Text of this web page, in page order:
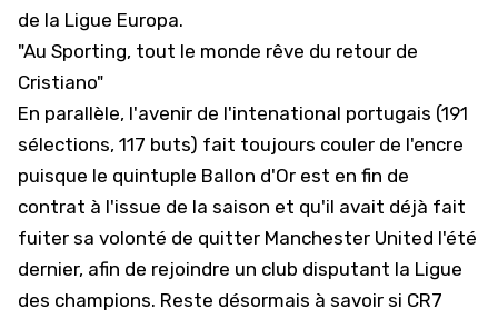
de la Ligue Europa.
"Au Sporting, tout le monde rêve du retour de
Cristiano"
En parallèle, l'avenir de l'intenational portugais (191
sélections, 117 buts) fait toujours couler de l'encre
puisque le quintuple Ballon d'Or est en fin de
contrat à l'issue de la saison et qu'il avait déjà fait
fuiter sa volonté de quitter Manchester United l'été
dernier, afin de rejoindre un club disputant la Ligue
des champions. Reste désormais à savoir si CR7